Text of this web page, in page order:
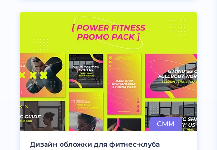
Дизайн обложки для фитнес-клуба